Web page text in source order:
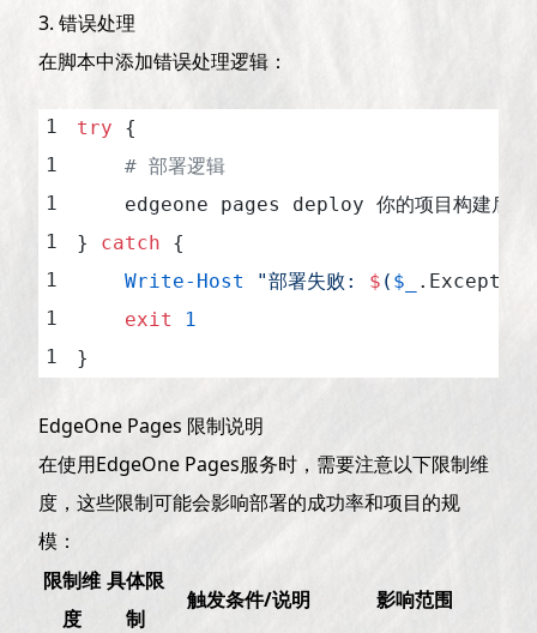
3. 错误处理
在脚本中添加错误处理逻辑：
try {
    # 部署逻辑
edgeone pages deploy 你的项目构建后的
} catch {
    Write-Host
"部署失败: $ ( $_
    exit
1
}
EdgeOne Pages 限制说明
在使用EdgeOne Pages服务时，需要注意以下限制维
度，这些限制可能会影响部署的成功率和项目的规
模：
限制维
度
具体限
制
触发条件/说明 影响范围